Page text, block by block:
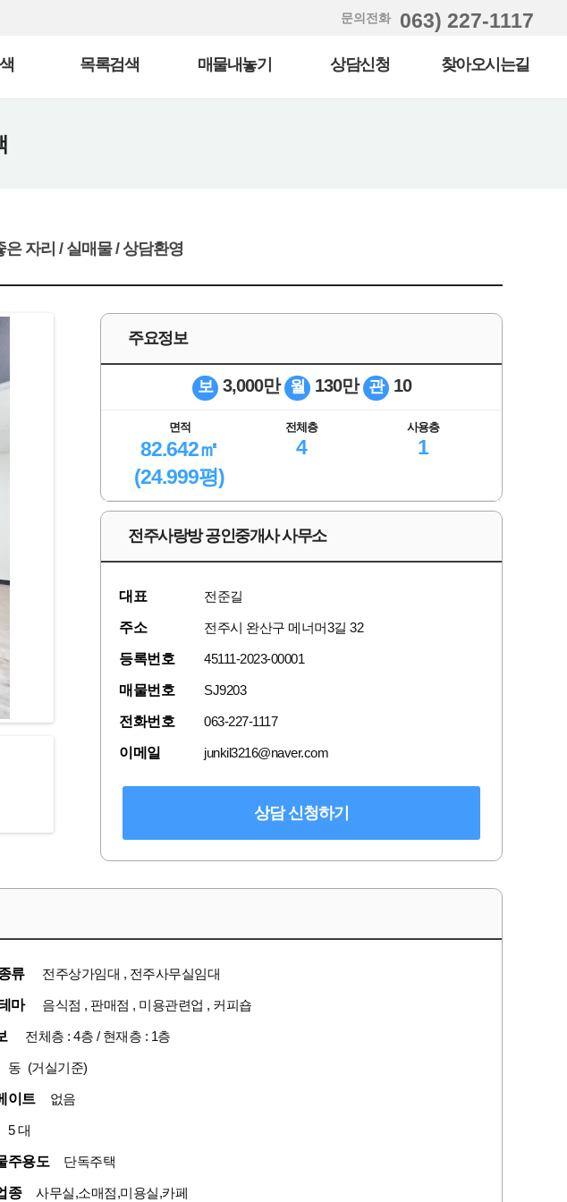
문의전화 063) 227-1117
목록검색 매물내놓기 상담신청 찾아오시는길
자리 / 실매물 / 상담환영
주요정보
보 3,000만 월 130만 관 10
면적
82.642㎡
(24.999평)
전체층
4
사용층
1
전주사랑방 공인중개사 사무소
대표 전준길
주소 전주시 완산구 메너머3길 32
등록번호 45111-2023-00001
매물번호 SJ9203
전화번호 063-227-1117
이메일 junkil3216@naver.com
상담 신청하기
류 전주상가임대 , 전주사무실임대
마 음식점 , 판매점 , 미용관련업 , 커피숍
전체층 : 4층 / 현재층 : 1층
동 (거실기준)
이트 없음
5 대
주용도 단독주택
종 사무실,소매점,미용실,카페